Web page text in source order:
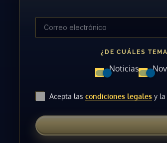
¿DE CUÁLES
Noticias
Acepta las condiciones legales y la